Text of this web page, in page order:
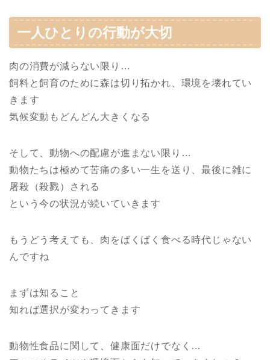
一人ひとりの行動が大切
肉の消費が減らない限り…
飼料と飼育のために森は切り拓かれ、環境を壊れてい
きます
気候変動もどんどん大きくなる
そして、動物への配慮が進まない限り…
動物たちは極めて苦痛の多い一生を送り、最後に雑に
屠殺（殺戮）される
という今の状況が続いていきます
もうどう考えても、肉をばくばく食べる時代じゃない
んですね
まずは知ること
知れば選択が変わってきます
動物性食品に関して、健康面だけでなく…